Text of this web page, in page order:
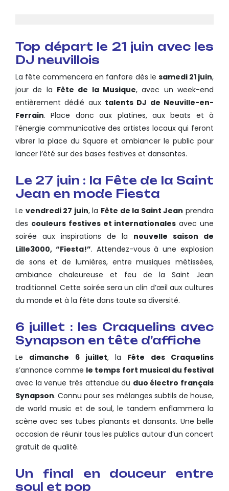
Top départ le 21 juin avec les
DJ neuvillois
La fête commencera en fanfare dès le samedi 21 juin,
jour de la Fête de la Musique, avec un week-end
entièrement dédié aux talents DJ de Neuville-en-
Ferrain. Place donc aux platines, aux beats et à
l’énergie communicative des artistes locaux qui feront
vibrer la place du Square et ambiancer le public pour
lancer l’été sur des bases festives et dansantes.
Le 27 juin : la Fête de la Saint
Jean en mode Fiesta
Le vendredi 27 juin, la Fête de la Saint Jean prendra
des couleurs festives et internationales avec une
soirée aux inspirations de la nouvelle saison de
Lille3000, “Fiesta!”. Attendez-vous à une explosion
de sons et de lumières, entre musiques métissées,
ambiance chaleureuse et feu de la Saint Jean
traditionnel. Cette soirée sera un clin d’œil aux cultures
du monde et à la fête dans toute sa diversité.
6 juillet : les Craquelins avec
Synapson en tête d’affiche
Le dimanche 6 juillet, la Fête des Craquelins
s’annonce comme le temps fort musical du festival
avec la venue très attendue du duo électro français
Synapson. Connu pour ses mélanges subtils de house,
de world music et de soul, le tandem enflammera la
scène avec ses tubes planants et dansants. Une belle
occasion de réunir tous les publics autour d’un concert
gratuit de qualité.
Un final en douceur entre
soul et pop